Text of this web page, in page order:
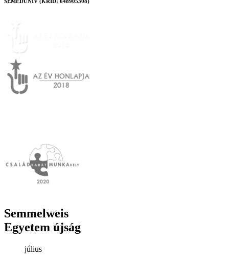
Semmelweis
Egyetem újság
július